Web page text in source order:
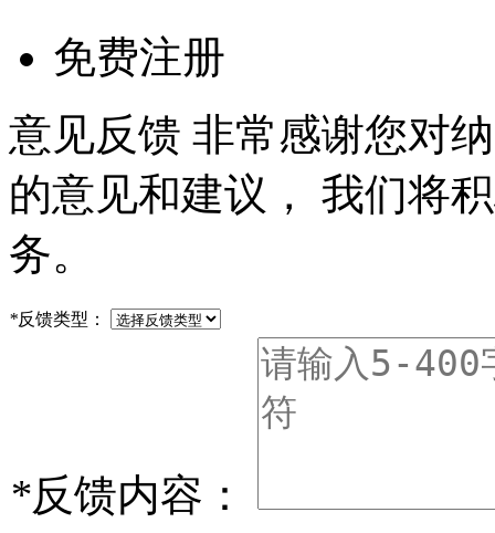
免费注册
意见反馈 非常感谢您对
的意见和建议， 我们将
务。
*反馈类型：
*反馈内容：